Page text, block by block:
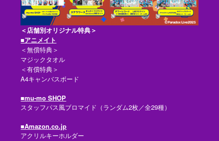
＜店舗別オリジナル特典＞
■アニメイト
＜無償特典＞
マジックタオル
＜有償特典＞
A4キャンバスボード
■mu-mo SHOP
スタッフパス風ブロマイド（ランダム2枚／全29種）
■Amazon.co.jp
アクリルキーホルダー